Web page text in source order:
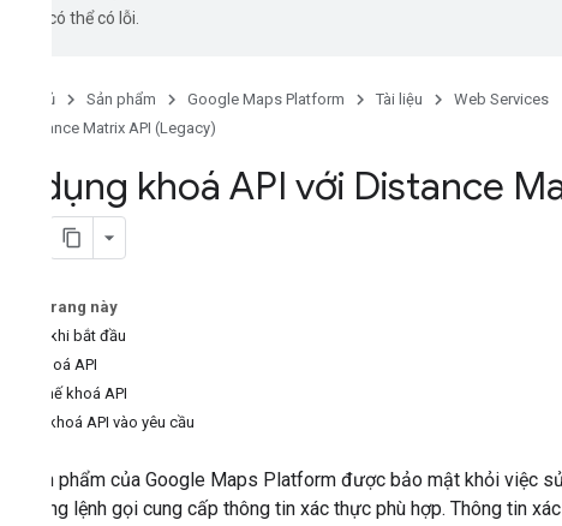
AI có thể có lỗi.
chủ Sản phẩm Google Maps Platform Tài liệu
Web Services
Distance Matrix API (Legacy)
Sử dụng khoá API với Distance
Trên trang này
Trước khi bắt đầu
Tạo khoá API
Hạn chế khoá API
Thêm khoá API vào yêu cầu
sản phẩm của Google Maps Platform được bảo mật khỏi việc
những lệnh gọi cung cấp thông tin xác thực phù hợp. Thông tin